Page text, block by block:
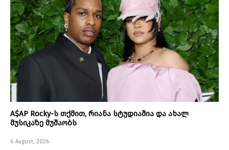
A$AP Rocky-ს თქმით, რიანა სტუდიაშია და ახალ
მუსიკაზე მუშაობს
6 August, 2026